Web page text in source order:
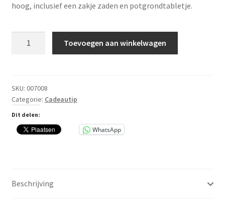
hoog, inclusief een zakje zaden en potgrondtabletje.
Toevoegen aan winkelwagen
SKU: 007008
Categorie: Cadeautip
Dit delen:
WhatsApp
Beschrijving